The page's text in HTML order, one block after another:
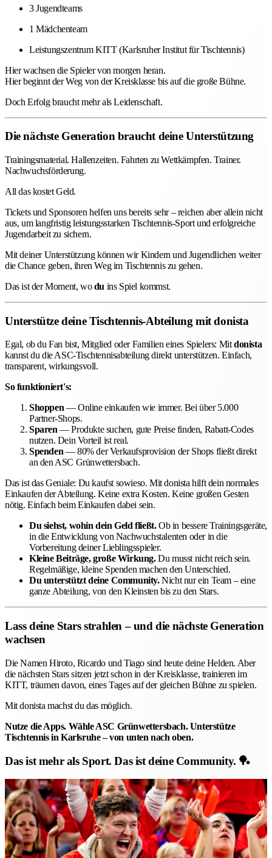
3 Jugendteams
1 Mädchenteam
Leistungszentrum KITT (Karlsruher Institut für Tischtennis)
Hier wachsen die Spieler von morgen heran.
Hier beginnt der Weg von der Kreisklasse bis auf die große Bühne.
Doch Erfolg braucht mehr als Leidenschaft.
Die nächste Generation braucht deine Unterstützung
Trainingsmaterial. Hallenzeiten. Fahrten zu Wettkämpfen. Trainer.
Nachwuchsförderung.
All das kostet Geld.
Tickets und Sponsoren helfen uns bereits sehr – reichen aber allein nicht
aus, um langfristig leistungsstarken Tischtennis-Sport und erfolgreiche
Jugendarbeit zu sichern.
Mit deiner Unterstützung können wir Kindern und Jugendlichen weiter
die Chance geben, ihren Weg im Tischtennis zu gehen.
Das ist der Moment, wodu ins Spiel kommst.
Unterstütze deine Tischtennis-Abteilung mit donista
Egal, ob du Fan bist, Mitglied oder Familien eines Spielers: Mitdonista
kannst du die ASC-Tischtennisabteilung direkt unterstützen. Einfach,
transparent, wirkungsvoll.
So funktioniert's:
Shoppen— Online einkaufen wie immer. Bei über 5.000
Partner-Shops.
Sparen— Produkte suchen, gute Preise finden, Rabatt-Codes
nutzen. Dein Vorteil ist real.
Spenden— 80% der Verkaufsprovision der Shops fließt direkt
an den ASC Grünwettersbach.
Das ist das Geniale: Du kaufst sowieso. Mit donista hilft dein normales
Einkaufen der Abteilung. Keine extra Kosten. Keine großen Gesten
nötig. Einfach beim Einkaufen dabei sein.
Du siehst, wohin dein Geld fließt.Ob in bessere Trainingsgeräte,
in die Entwicklung von Nachwuchstalenten oder in die
Vorbereitung deiner Lieblingsspieler.
Kleine Beiträge, große Wirkung.Du musst nicht reich sein.
Regelmäßige, kleine Spenden machen den Unterschied.
Du unterstützt deine Community.Nicht nur ein Team – eine
ganze Abteilung, von den Kleinsten bis zu den Stars.
Lass deine Stars strahlen – und die nächste Generation
wachsen
Die Namen Hiroto, Ricardo und Tiago sind heute deine Helden. Aber
die nächsten Stars sitzen jetzt schon in der Kreisklasse, trainieren im
KITT, träumen davon, eines Tages auf der gleichen Bühne zu spielen.
Mit donista machst du das möglich.
Nutze die Apps. Wähle ASC Grünwettersbach. Unterstütze
Tischtennis in Karlsruhe – von unten nach oben.
Das ist mehr als Sport. Das ist deine Community. 🏓